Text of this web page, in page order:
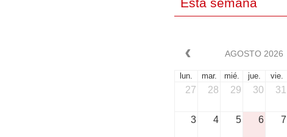
Esta semana
AGOSTO 2026
lun. mar. mié. jue. vie.
27 28 29 30 31
3 4 5 6 7